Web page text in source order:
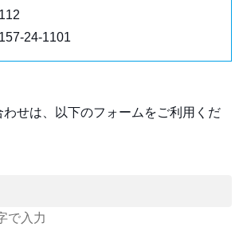
24-1101
わせは、以下のフォームをご利用くだ
で入力